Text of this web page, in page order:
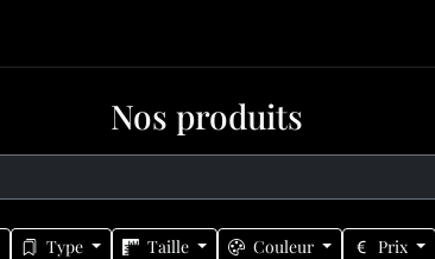
Nos produits
Type Taille Couleur Prix